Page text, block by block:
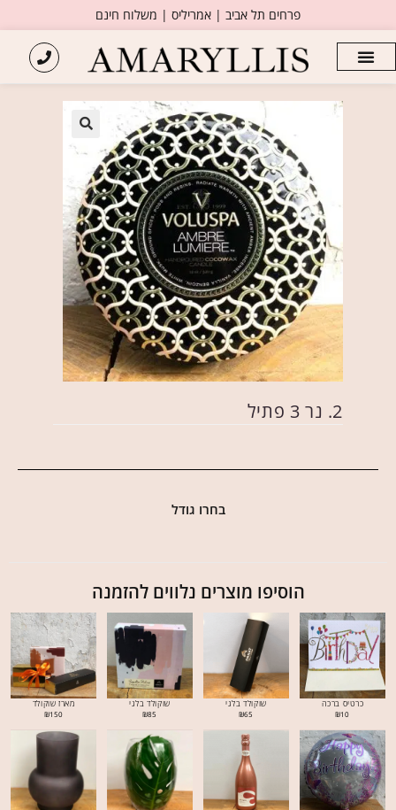
פרחים תל אביב | אמריליס | משלוח חינם
2. נר 3 פתיל
בחרו גודל
הוסיפו מוצרים נלווים להזמנה
כרטיס ברכה
₪10
שוקולד בלגי
₪65
שוקולד בלגי
₪85
מארז שוקולד
₪150